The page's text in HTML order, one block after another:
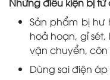
Sản phẩm bị hư
hoả hoạn, gỉ
vận chuyển,
Dùng sai điện